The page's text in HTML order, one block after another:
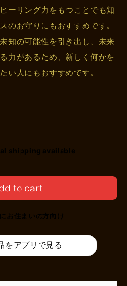
ーリング力をもつことでも知
のお守りにもおすすめです。
知の可能性を引き出し、未来
力があるため、新しく何かを
い人にもおすすめです。
shipping available
to cart
お住まいの方向け
をアプリで見る